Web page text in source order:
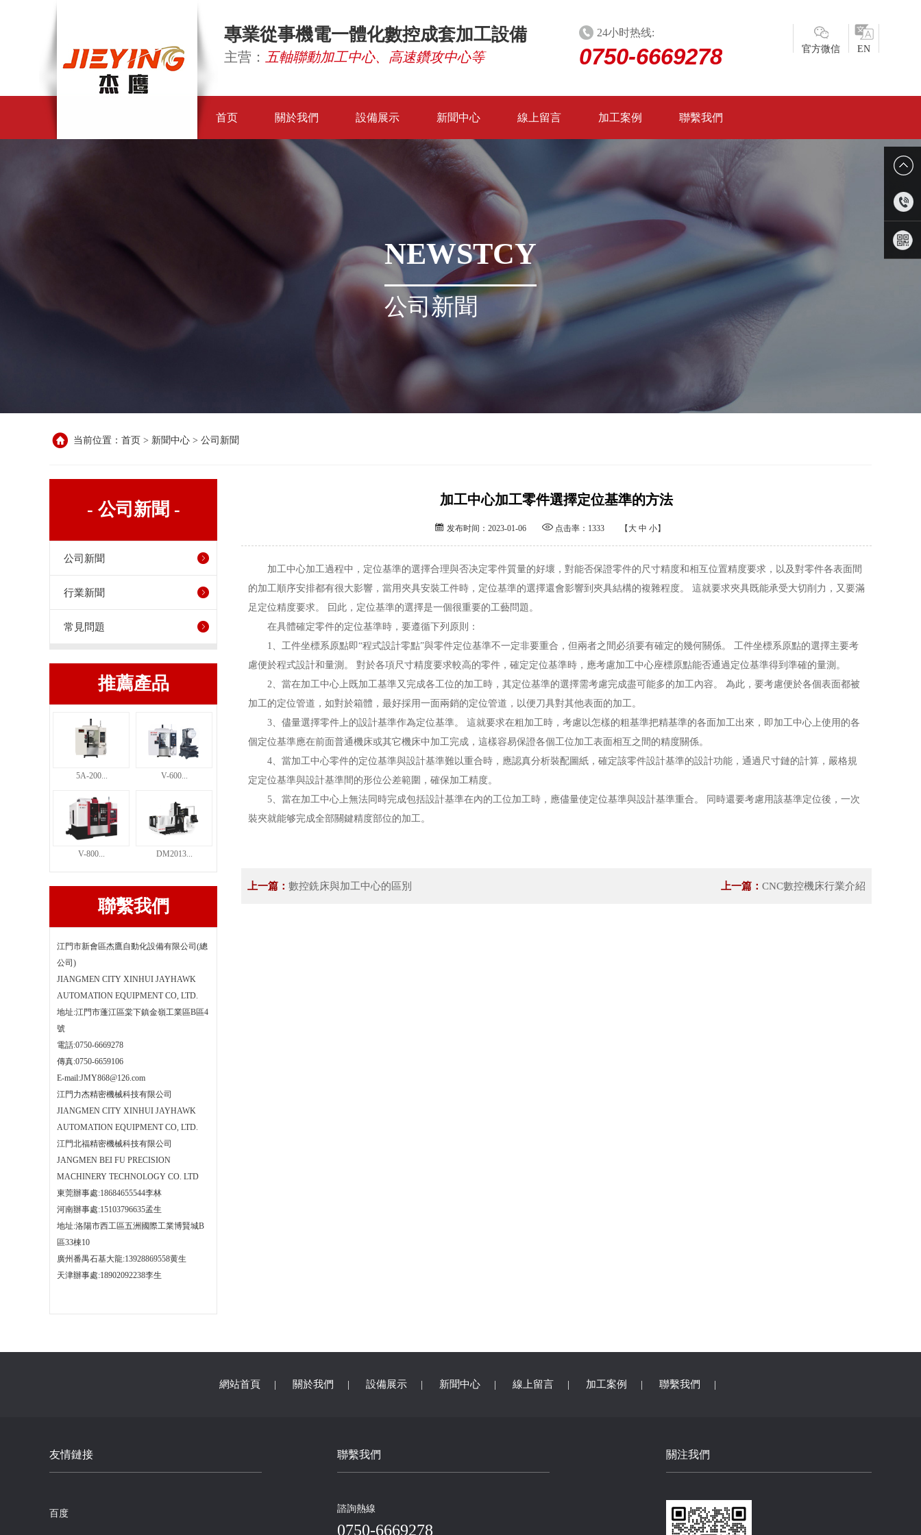
專業從事機電一體化數控成套加工設備
主营： 五軸聯動加工中心、高速鑽攻中心等
官方微信 EN
24小时热线:
0750-6669278
首页 關於我們 設備展示 新聞中心 線上留言 加工案例 聯繫我們
NEWSTCY
公司新聞
当前位置： 首页 > 新聞中心 > 公司新聞
- 公司新聞 -
公司新聞
行業新聞
常見問題
推薦產品
5A-200... V-600...
V-800... DM2013...
聯繫我們
江門市新會區杰鷹自動化設備有限公司(總
公司)
JIANGMEN CITY XINHUI JAYHAWK
AUTOMATION EQUIPMENT CO, LTD.
地址:江門市蓬江區棠下鎮金嶺工業區B區4
號
電話:0750-6669278
傳真:0750-6659106
E-mail:JMY868@126.com
江門力杰精密機械科技有限公司
JIANGMEN CITY XINHUI JAYHAWK
AUTOMATION EQUIPMENT CO, LTD.
江門北福精密機械科技有限公司
JANGMEN BEI FU PRECISION
MACHINERY TECHNOLOGY CO. LTD
東莞辦事處:18684655544李林
河南辦事處:15103796635孟生
地址:洛陽市西工區五洲國際工業博賢城B
區33棟10
廣州番禺石基大龍:13928869558黄生
天津辦事處:18902092238李生
加工中心加工零件選擇定位基準的方法
 发布时间：2023-01-06  点击率：1333 【 大 中 小】
加工中心加工過程中，定位基準的選擇合理與否决定零件質量的好壞，對能否保證零件的尺寸精度和相互位置精度要求，以及對零件各表面間
的加工順序安排都有很大影響，當用夾具安裝工件時，定位基準的選擇還會影響到夾具結構的複雜程度。 這就要求夾具既能承受大切削力，又要滿
足定位精度要求。 囙此，定位基準的選擇是一個很重要的工藝問題。
在具體確定零件的定位基準時，要遵循下列原則：
1、工件坐標系原點即“程式設計零點”與零件定位基準不一定非要重合，但兩者之間必須要有確定的幾何關係。 工件坐標系原點的選擇主要考
慮便於程式設計和量測。 對於各項尺寸精度要求較高的零件，確定定位基準時，應考慮加工中心座標原點能否通過定位基準得到準確的量測。
2、當在加工中心上既加工基準又完成各工位的加工時，其定位基準的選擇需考慮完成盡可能多的加工內容。 為此，要考慮便於各個表面都被
加工的定位管道，如對於箱體，最好採用一面兩銷的定位管道，以便刀具對其他表面的加工。
3、儘量選擇零件上的設計基準作為定位基準。 這就要求在粗加工時，考慮以怎樣的粗基準把精基準的各面加工出來，即加工中心上使用的各
個定位基準應在前面普通機床或其它機床中加工完成，這樣容易保證各個工位加工表面相互之間的精度關係。
4、當加工中心零件的定位基準與設計基準難以重合時，應認真分析裝配圖紙，確定該零件設計基準的設計功能，通過尺寸鏈的計算，嚴格規
定定位基準與設計基準間的形位公差範圍，確保加工精度。
5、當在加工中心上無法同時完成包括設計基準在內的工位加工時，應儘量使定位基準與設計基準重合。 同時還要考慮用該基準定位後，一次
裝夾就能够完成全部關鍵精度部位的加工。
上一篇：數控銑床與加工中心的區別 上一篇： CNC數控機床行業介紹
網站首頁 | 關於我們 | 設備展示 | 新聞中心 | 線上留言 | 加工案例 | 聯繫我們 |
友情鏈接
百度
聯繫我們
諮詢熱線
0750-6669278
關注我們
0750-